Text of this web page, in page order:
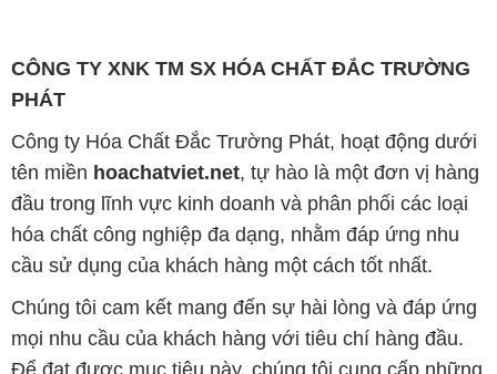
Uy tín là nguyên tắc hàng đầu trong hoạt động kinh
doanh của chúng tôi. Chúng tôi luôn ý thức rằng mỗi
sản phẩm mà chúng tôi cung cấp cần phải đáp ứng
tiêu chuẩn chất lượng cao, đảm bảo sự hài lòng của
đối tác. Đồng thời, chúng tôi luôn đặt mức giá hợp lý,
nhằm tạo điều kiện cho sự phát triển và sự tồn tại
bền vững trên con đường phía trước.
Công ty Hóa Chất Đắc Trường Phát có khả năng đáp
ứng đa dạng các nhu cầu về hóa chất cho tất cả các
ngành nghề và lĩnh vực sản xuất tại TP. Hồ Chí Minh.